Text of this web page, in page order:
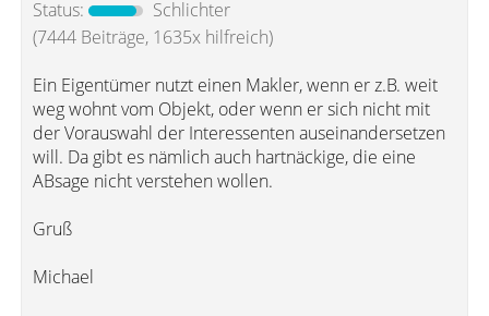
Status:
Schlichter
(7444 Beiträge, 1635x hilfreich)
Ein Eigentümer nutzt einen Makler, wenn er z.B. weit
weg wohnt vom Objekt, oder wenn er sich nicht mit
der Vorauswahl der Interessenten auseinandersetzen
will. Da gibt es nämlich auch hartnäckige, die eine
ABsage nicht verstehen wollen.
Gruß
Michael